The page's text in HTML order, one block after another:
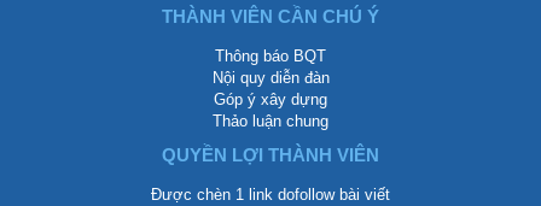
THÀNH VIÊN CẦN CHÚ Ý
Thông báo BQT
Nội quy diễn đàn
Góp ý xây dựng
Thảo luận chung
QUYỀN LỢI THÀNH VIÊN
Được chèn 1 link dofollow bài viết